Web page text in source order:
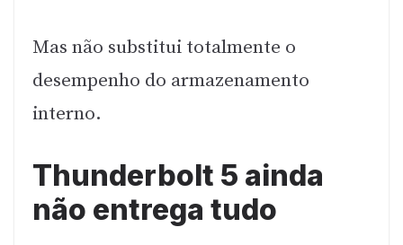
Mas não substitui totalmente o
desempenho do armazenamento
interno.
Thunderbolt 5 ainda
não entrega tudo